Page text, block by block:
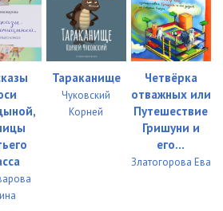
Тараканище
Чуковский
Корней
Четвёрка
отважных или
Путешествие
Гришуни и
его...
Златогорова Ева